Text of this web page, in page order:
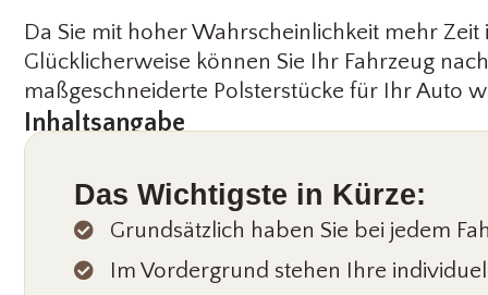
Da Sie mit hoher Wahrscheinlichkeit mehr
Glücklicherweise können Sie Ihr Fahrzeug
maßgeschneiderte Polsterstücke für Ihr Auto
Inhaltsangabe
Das Wichtigste in Kürze:
Grundsätzlich haben Sie bei jedem
Im Vordergrund stehen Ihre